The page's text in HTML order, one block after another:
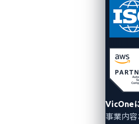
VicOne
事業内
図2. Teslaのモデムに3つの脆弱
以下は、Pwn2Own Automotive初